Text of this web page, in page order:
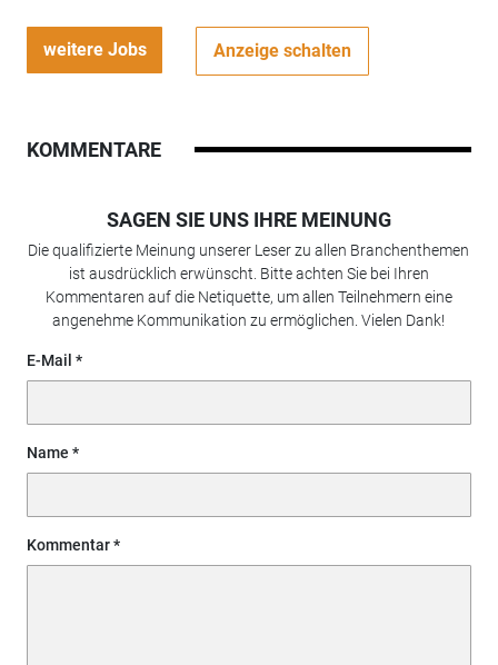
weitere Jobs Anzeige schalten
KOMMENTARE
SAGEN SIE UNS IHRE MEINUNG
Die qualifizierte Meinung unserer Leser zu allen Branchenthemen
ist ausdrücklich erwünscht. Bitte achten Sie bei Ihren
Kommentaren auf die Netiquette, um allen Teilnehmern eine
angenehme Kommunikation zu ermöglichen. Vielen Dank!
E-Mail
Name
Kommentar